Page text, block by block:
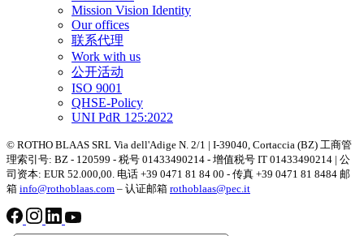
Mission Vision Identity
Our offices
联系代理
Work with us
公开活动
ISO 9001
QHSE-Policy
UNI PdR 125:2022
© ROTHO BLAAS SRL Via dell'Adige N. 2/1 | I-39040, Cortaccia (BZ) 工商管
理索引号: BZ - 120599 - 税号 01433490214 - 增值税号 IT 01433490214 | 公
司资本: EUR 52.000,00. 电话 +39 0471 81 84 00 - 传真 +39 0471 81 8484 邮
箱 info@rothoblaas.com – 认证邮箱 rothoblaas@pec.it